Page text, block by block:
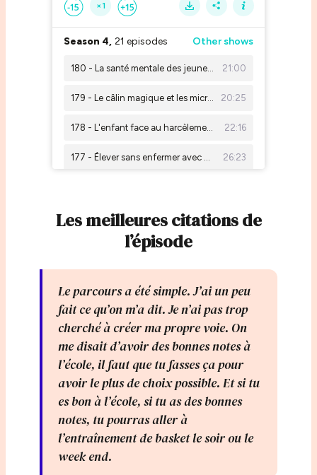
Les meilleures citations de
l’épisode
Le parcours a été simple. J’ai un peu
fait ce qu’on m’a dit. Je n’ai pas trop
cherché à créer ma propre voie. On
me disait d’avoir des bonnes notes à
l’école, il faut que tu fasses ça pour
avoir le plus de choix possible. Et si tu
es bon à l’école, si tu as des bonnes
notes, tu pourras aller à
l’entraînement de basket le soir ou le
week end.